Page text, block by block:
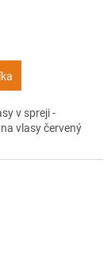
v spreji -
vlasy červený